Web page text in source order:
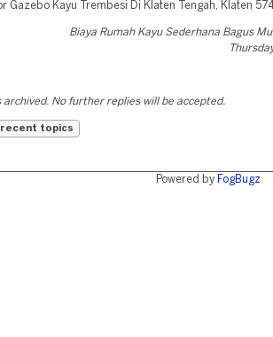
Gazebo Kayu Trembesi Di Klaten Tengah, Klaten
Biaya Rumah Kayu Sederhana Bagus
archived. No further replies will be accepted.
topics
Powered by FogBugz